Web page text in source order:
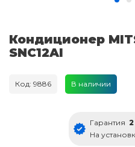
Кондиционер
SNC12AI
Код: 9886 В наличии
Гарантия
На